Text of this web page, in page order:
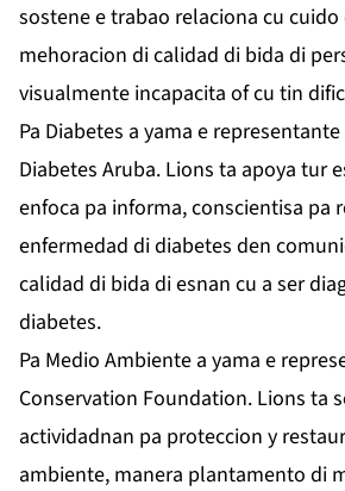
sostene e trabao relaciona cu
mehoracion di calidad di bida di
visualmente incapacita of cu tin
Pa Diabetes a yama e
Diabetes Aruba. Lions ta apoya tur
enfoca pa informa, conscientisa pa
enfermedad di diabetes den
calidad di bida di esnan cu a ser
diabetes.
Pa Medio Ambiente a yama e
Conservation Foundation. Lions ta
actividadnan pa proteccion y
ambiente, manera plantamento di